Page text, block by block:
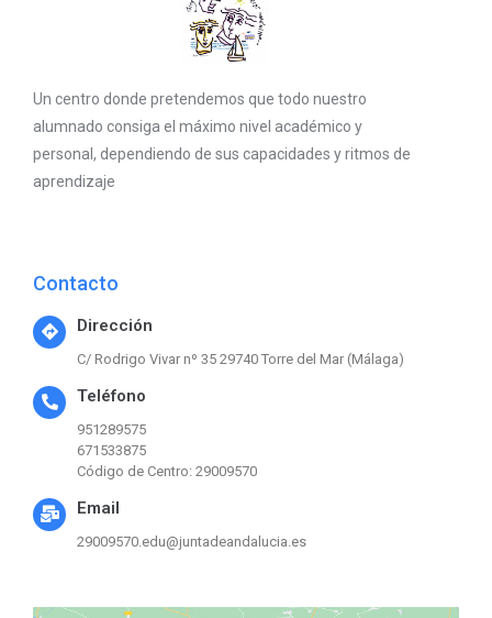
Un centro donde pretendemos que todo nuestro
alumnado consiga el máximo nivel académico y
personal, dependiendo de sus capacidades y ritmos de
aprendizaje
Contacto
Dirección
C/ Rodrigo Vivar nº 35 29740 Torre del Mar (Málaga)
Teléfono
951289575
671533875
Código de Centro: 29009570
Email
29009570.edu@juntadeandalucia.es